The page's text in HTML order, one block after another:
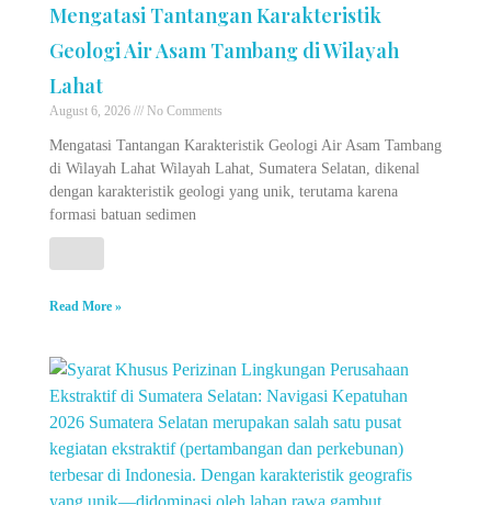
Mengatasi Tantangan Karakteristik
Geologi Air Asam Tambang di Wilayah
Lahat
August 6, 2026 No Comments
Mengatasi Tantangan Karakteristik Geologi Air Asam Tambang
di Wilayah Lahat Wilayah Lahat, Sumatera Selatan, dikenal
dengan karakteristik geologi yang unik, terutama karena
formasi batuan sedimen
Read More »